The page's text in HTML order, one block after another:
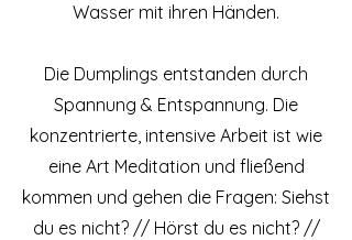
Wasser mit ihren Händen.
Die Dumplings entstanden durch
Spannung & Entspannung. Die
konzentrierte, intensive Arbeit ist wie
eine Art Meditation und fließend
kommen und gehen die Fragen: Siehst
du es nicht? // Hörst du es nicht? //